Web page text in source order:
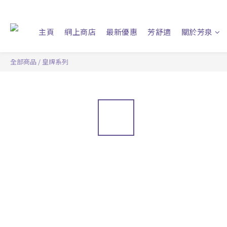
主頁 網上商店 最新優惠 芳舒適 關於芳泉
全部商品 / 皇牌系列